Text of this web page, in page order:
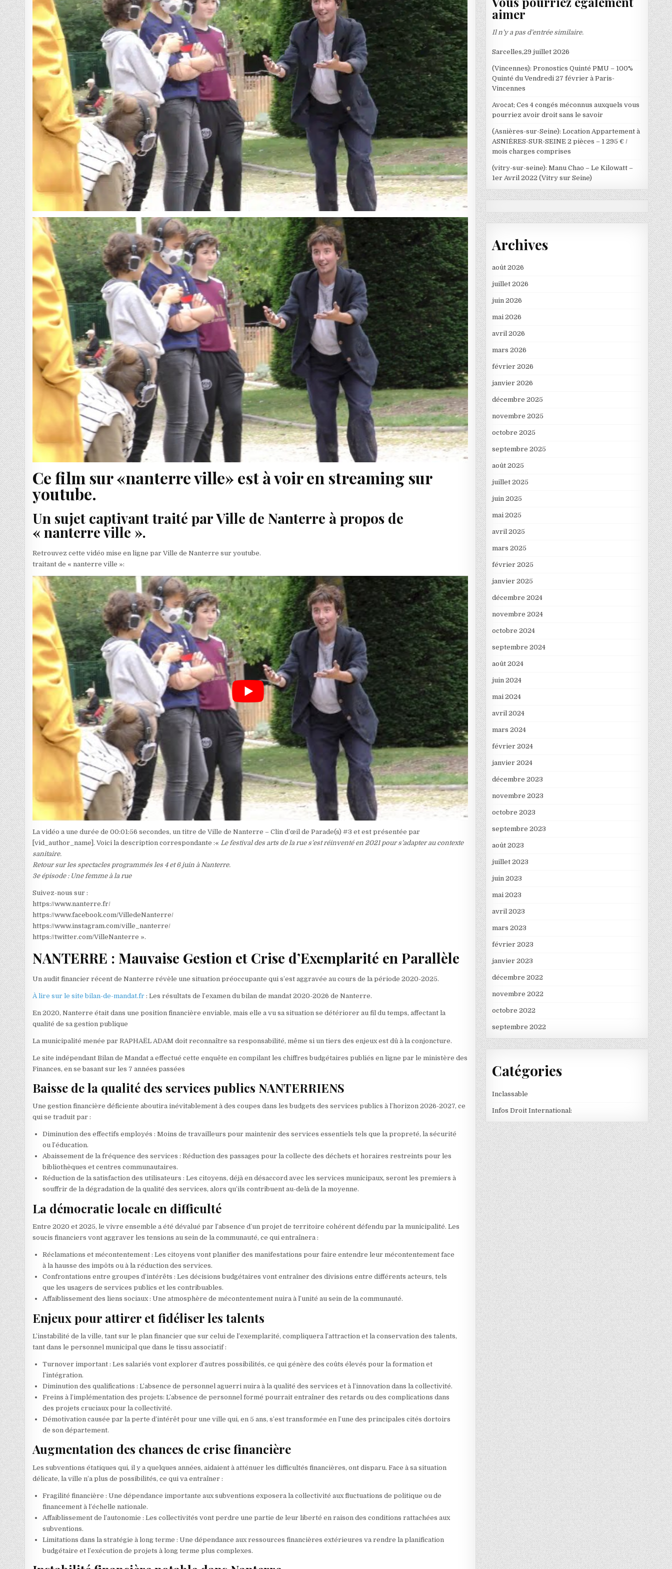
Ce film sur «nanterre ville» est à voir en streaming sur
youtube.
Un sujet captivant traité par Ville de Nanterre à propos de
« nanterre ville ».
Retrouvez cette vidéo mise en ligne par Ville de Nanterre sur youtube.
traitant de « nanterre ville »:
La vidéo a une durée de 00:01:56 secondes, un titre de Ville de Nanterre – Clin d’œil de Parade(s) #3 et est présentée par
[vid_author_name]. Voici la description correspondante :« Le festival des arts de la rue s’est réinventé en 2021 pour s’adapter au contexte
sanitaire.
Retour sur les spectacles programmés les 4 et 6 juin à Nanterre.
3e épisode : Une femme à la rue
Suivez-nous sur :
https://www.nanterre.fr/
https://www.facebook.com/VilledeNanterre/
https://www.instagram.com/ville_nanterre/
https://twitter.com/VilleNanterre ».
NANTERRE : Mauvaise Gestion et Crise d’Exemplarité en Parallèle
Un audit financier récent de Nanterre révèle une situation préoccupante qui s’est aggravée au cours de la période 2020-2025.
À lire sur le site bilan-de-mandat.fr : Les résultats de l’examen du bilan de mandat 2020-2026 de Nanterre.
En 2020, Nanterre était dans une position financière enviable, mais elle a vu sa situation se détériorer au fil du temps, affectant la
qualité de sa gestion publique
La municipalité menée par RAPHAËL ADAM doit reconnaître sa responsabilité, même si un tiers des enjeux est dû à la conjoncture.
Le site indépendant Bilan de Mandat a effectué cette enquête en compilant les chiffres budgétaires publiés en ligne par le ministère des
Finances, en se basant sur les 7 années passées
Baisse de la qualité des services publics NANTERRIENS
Une gestion financière déficiente aboutira inévitablement à des coupes dans les budgets des services publics à l’horizon 2026-2027, ce
qui se traduit par :
Diminution des effectifs employés : Moins de travailleurs pour maintenir des services essentiels tels que la propreté, la sécurité
ou l’éducation.
Abaissement de la fréquence des services : Réduction des passages pour la collecte des déchets et horaires restreints pour les
bibliothèques et centres communautaires.
Réduction de la satisfaction des utilisateurs : Les citoyens, déjà en désaccord avec les services municipaux, seront les premiers à
souffrir de la dégradation de la qualité des services, alors qu’ils contribuent au-delà de la moyenne.
La démocratie locale en difficulté
Entre 2020 et 2025, le vivre ensemble a été dévalué par l’absence d’un projet de territoire cohérent défendu par la municipalité. Les
soucis financiers vont aggraver les tensions au sein de la communauté, ce qui entraînera :
Réclamations et mécontentement : Les citoyens vont planifier des manifestations pour faire entendre leur mécontentement face
à la hausse des impôts ou à la réduction des services.
Confrontations entre groupes d’intérêts : Les décisions budgétaires vont entraîner des divisions entre différents acteurs, tels
que les usagers de services publics et les contribuables.
Affaiblissement des liens sociaux : Une atmosphère de mécontentement nuira à l’unité au sein de la communauté.
Enjeux pour attirer et fidéliser les talents
L’instabilité de la ville, tant sur le plan financier que sur celui de l’exemplarité, compliquera l’attraction et la conservation des talents,
tant dans le personnel municipal que dans le tissu associatif :
Turnover important : Les salariés vont explorer d’autres possibilités, ce qui génère des coûts élevés pour la formation et
l’intégration.
Diminution des qualifications : L’absence de personnel aguerri nuira à la qualité des services et à l’innovation dans la collectivité.
Freins à l’implémentation des projets: L’absence de personnel formé pourrait entraîner des retards ou des complications dans
des projets cruciaux pour la collectivité.
Démotivation causée par la perte d’intérêt pour une ville qui, en 5 ans, s’est transformée en l’une des principales cités dortoirs
de son département.
Augmentation des chances de crise financière
Les subventions étatiques qui, il y a quelques années, aidaient à atténuer les difficultés financières, ont disparu. Face à sa situation
délicate, la ville n’a plus de possibilités, ce qui va entraîner :
Fragilité financière : Une dépendance importante aux subventions exposera la collectivité aux fluctuations de politique ou de
financement à l’échelle nationale.
Affaiblissement de l’autonomie : Les collectivités vont perdre une partie de leur liberté en raison des conditions rattachées aux
subventions.
Limitations dans la stratégie à long terme : Une dépendance aux ressources financières extérieures va rendre la planification
budgétaire et l’exécution de projets à long terme plus complexes.
aimer
Il n’y a pas d’entrée similaire.
Sarcelles,29 juillet 2026
(Vincennes): Pronostics Quinté PMU – 100%
Quinté du Vendredi 27 février à Paris-
Vincennes
Avocat; Ces 4 congés méconnus auxquels vous
pourriez avoir droit sans le savoir
(Asnières-sur-Seine): Location Appartement à
ASNIÈRES-SUR-SEINE 2 pièces – 1 295 € /
mois charges comprises
(vitry-sur-seine): Manu Chao – Le Kilowatt –
1er Avril 2022 (Vitry sur Seine)
Archives
août 2026
juillet 2026
juin 2026
mai 2026
avril 2026
mars 2026
février 2026
janvier 2026
décembre 2025
novembre 2025
octobre 2025
septembre 2025
août 2025
juillet 2025
juin 2025
mai 2025
avril 2025
mars 2025
février 2025
janvier 2025
décembre 2024
novembre 2024
octobre 2024
septembre 2024
août 2024
juin 2024
mai 2024
avril 2024
mars 2024
février 2024
janvier 2024
décembre 2023
novembre 2023
octobre 2023
septembre 2023
août 2023
juillet 2023
juin 2023
mai 2023
avril 2023
mars 2023
février 2023
janvier 2023
décembre 2022
novembre 2022
octobre 2022
septembre 2022
Catégories
Inclassable
Infos Droit International: